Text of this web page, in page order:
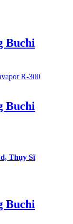
Buchi
Buchi
Thụy Sĩ
Buchi